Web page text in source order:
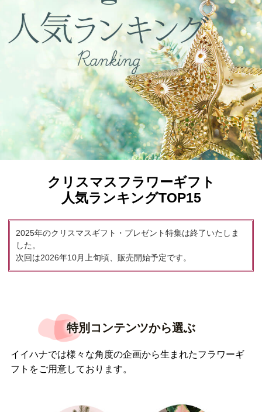
クリスマスフラワーギフト
人気ランキングTOP15
2025年のクリスマスギフト・プレゼント特集は終了いたしま
した。
次回は2026年10月上旬頃、販売開始予定です。
特別コンテンツから選ぶ
イイハナでは様々な角度の企画から生まれたフラワーギ
フトをご用意しております。